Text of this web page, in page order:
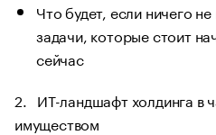
Что будет, если ничего
задачи, которые стоит
сейчас
2. ИТ-ландшафт холдинга в
имуществом